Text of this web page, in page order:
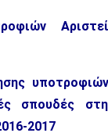
σπουδές
2017